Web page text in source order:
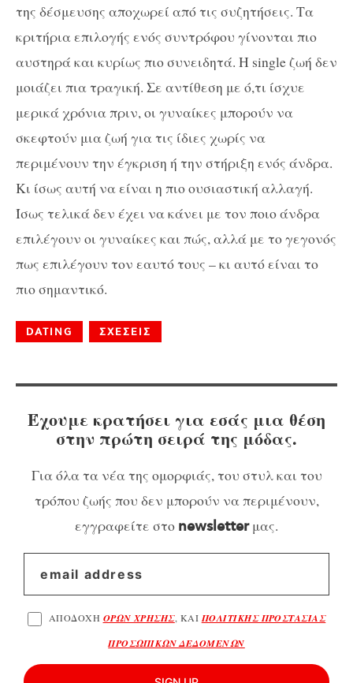
της δέσμευσης αποχωρεί από τις συζητήσεις. Τα
κριτήρια επιλογής ενός συντρόφου γίνονται πιο
αυστηρά και κυρίως πιο συνειδητά. Η single ζωή δεν
μοιάζει πια τραγική. Σε αντίθεση με ό,τι ίσχυε
μερικά χρόνια πριν, οι γυναίκες μπορούν να
σκεφτούν μια ζωή για τις ίδιες χωρίς να
περιμένουν την έγκριση ή την στήριξη ενός άνδρα.
Κι ίσως αυτή να είναι η πιο ουσιαστική αλλαγή.
Ίσως τελικά δεν έχει να κάνει με τον ποιο άνδρα
επιλέγουν οι γυναίκες και πώς, αλλά με το γεγονός
πως επιλέγουν τον εαυτό τους – κι αυτό είναι το
πιο σημαντικό.
DATING ΣΧΕΣΕΙΣ
Έχουμε κρατήσει για εσάς μια θέση
στην πρώτη σειρά της μόδας.
Για όλα τα νέα της ομορφιάς, του στυλ και του
τρόπου ζωής που δεν μπορούν να περιμένουν,
εγγραφείτε στο newsletterμας.
ΑΠΟΔΟΧΗ ΟΡΩΝ ΧΡΗΣΗΣ, ΚΑΙ ΠΟΛΙΤΙΚΗΣ ΠΡΟΣΤΑΣΙΑΣ
ΠΡΟΣΩΠΙΚΩΝ ΔΕΔΟΜΕΝΩΝ